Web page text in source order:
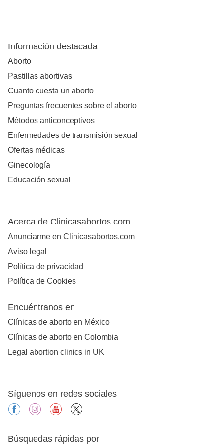
Información destacada
Aborto
Pastillas abortivas
Cuanto cuesta un aborto
Preguntas frecuentes sobre el aborto
Métodos anticonceptivos
Enfermedades de transmisión sexual
Ofertas médicas
Ginecología
Educación sexual
Acerca de Clinicasabortos.com
Anunciarme en Clinicasabortos.com
Aviso legal
Política de privacidad
Política de Cookies
Encuéntranos en
Clínicas de aborto en México
Clínicas de aborto en Colombia
Legal abortion clinics in UK
Síguenos en redes sociales
facebookinstagramyoutube
Búsquedas rápidas por